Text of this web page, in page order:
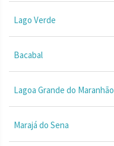
Lago Verde
Bacabal
Lagoa Grande do Maranhão
Marajá do Sena